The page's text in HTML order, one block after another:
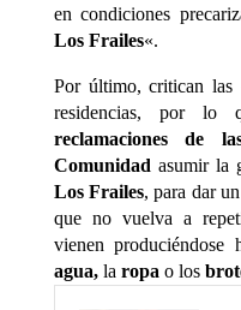
en condiciones
Los Frailes«.
Por último, critican las
residencias, por lo
reclamaciones de
Comunidadasumir la
Los Frailes, para dar
que no vuelva a
vienen produciéndose
agua,la ropao los